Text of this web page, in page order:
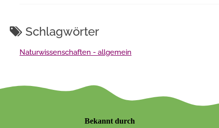
Schlagwörter
Naturwissenschaften - allgemein
Bekannt durch